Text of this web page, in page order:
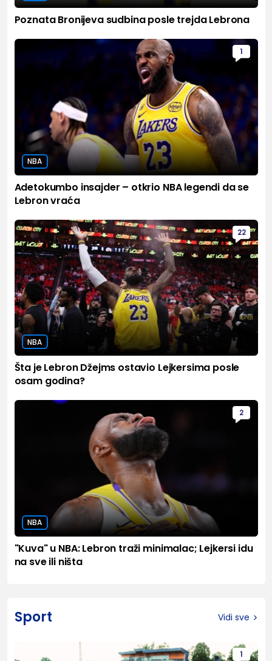
Poznata Bronijeva sudbina posle trejda Lebrona
1
NBA
Adetokumbo insajder – otkrio NBA legendi da se
Lebron vraća
22
NBA
Šta je Lebron Džejms ostavio Lejkersima posle
osam godina?
2
NBA
"Kuva" u NBA: Lebron traži minimalac; Lejkersi idu
na sve ili ništa
Sport Vidi sve
1